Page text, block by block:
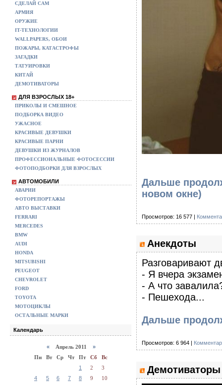
СДЕЛАЙ САМ
АРМИЯ
ОРУЖИЕ
IT-ТЕХНОЛОГИИ
WALLPAPERS, ОБОИ
ПОЖАРЫ, КАТАСТРОФЫ
ЗАГАДКИ
ТАТУИРОВКИ
КИТАЙ
ДЕМОТИВАТОРЫ
ДЛЯ ВЗРОСЛЫХ 18+
ПРИКОЛЫ И СМЕШНОЕ
ПОДБОРКА ВИДЕО
УЖАСНОЕ
КРАСИВЫЕ ДЕВУШКИ
КРАСИВЫЕ ПАРНИ
ДЕВУШКИ ИЗ ЖУРНАЛОВ
ПРОФЕССИОНАЛЬНЫЕ ФОТОСЕССИИ
ФОТОПОДБОРКИ ДЛЯ ВЗРОСЛЫХ
АВТОМОБИЛИ
АВАРИИ
ФОТОРЕПОРТАЖЫ
АВТО ВЫСТАВКИ
FERRARI
MERCEDES
BMW
AUDI
HONDA
MITSUBISHI
PEUGEOT
CHEVROLET
FORD
TOYOTA
МОТОЦИКЛЫ
ОСТАЛЬНЫЕ МАРКИ
Календарь
«Апрель 2011 »
Пн
Вт Ср Чт Пт Сб
Вс
1
2
3
4
5 6 7 8 9
10
Дальше
новом окне)
Просмотров: 16 577 |
Анекдоты
Разговаривают
- Я вчера
- А что
- Пешехода...
Дальше
Просмотров: 6 964 |